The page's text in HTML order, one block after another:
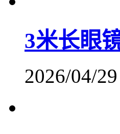
3米长眼
2026/04/29